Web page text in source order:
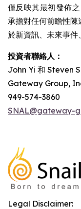
僅反映其最初發佈
承擔對任何前瞻性
於新資訊、未來事件
投資者聯絡人：
John Yi 和 Steven
Gateway Group,
949-574-3860
SNAL@gateway-
Legal Disclaimer: